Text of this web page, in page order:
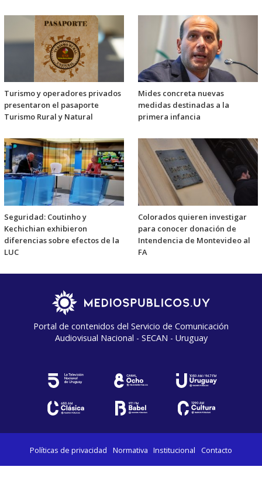
Turismo y operadores privados
presentaron el pasaporte
Turismo Rural y Natural
Mides concreta nuevas
medidas destinadas a la
primera infancia
Seguridad: Coutinho y
Kechichian exhibieron
diferencias sobre efectos de la
LUC
Colorados quieren investigar
para conocer donación de
Intendencia de Montevideo al
FA
Portal de contenidos del Servicio de Comunicación
Audiovisual Nacional - SECAN - Uruguay
Políticas de privacidad Normativa Institucional Contacto